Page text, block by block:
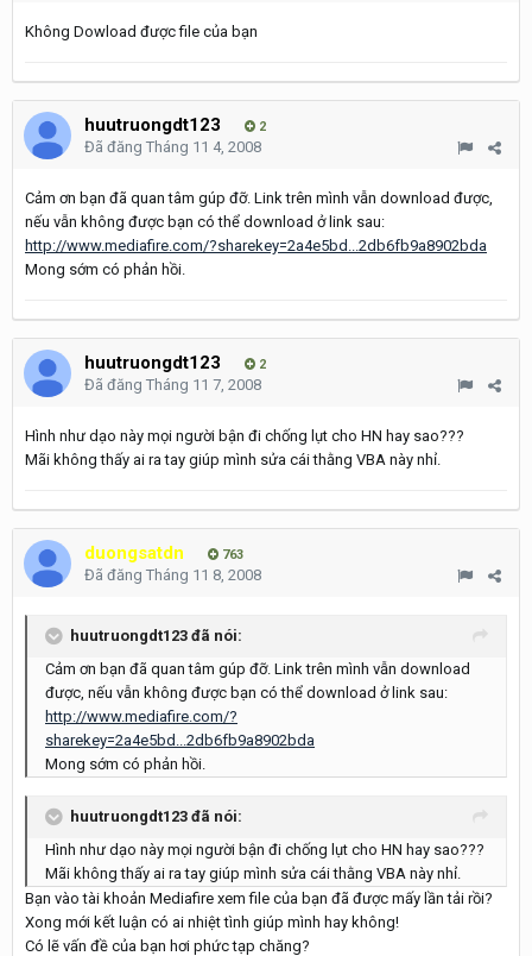
Không Dowload được file của bạn
huutruongdt123 2
Đã đăng Tháng 11 4, 2008
Cảm ơn bạn đã quan tâm gúp đỡ. Link trên mình vẫn download được,
nếu vẫn không được bạn có thể download ở link sau:
http://www.mediafire.com/?sharekey=2a4e5bd...2db6fb9a8902bda
Mong sớm có phản hồi.
huutruongdt123 2
Đã đăng Tháng 11 7, 2008
Hình như dạo này mọi người bận đi chống lụt cho HN hay sao???
Mãi không thấy ai ra tay giúp mình sửa cái thằng VBA này nhỉ.
duongsatdn 763
Đã đăng Tháng 11 8, 2008
huutruongdt123 đã nói:
Cảm ơn bạn đã quan tâm gúp đỡ. Link trên mình vẫn download
được, nếu vẫn không được bạn có thể download ở link sau:
http://www.mediafire.com/?
sharekey=2a4e5bd...2db6fb9a8902bda
Mong sớm có phản hồi.
huutruongdt123 đã nói:
Hình như dạo này mọi người bận đi chống lụt cho HN hay sao???
Mãi không thấy ai ra tay giúp mình sửa cái thằng VBA này nhỉ.
Bạn vào tài khoản Mediafire xem file của bạn đã được mấy lần tải rồi?
Xong mới kết luận có ai nhiệt tình giúp mình hay không!
Có lẽ vấn đề của bạn hơi phức tạp chăng?